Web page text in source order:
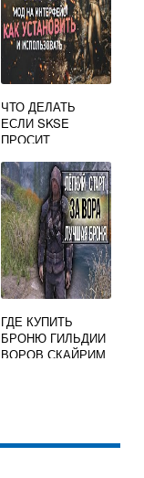
ЧТО ДЕЛАТЬ
ЕСЛИ SKSE
ПРОСИТ
СКАЙРИМ
ГДЕ КУПИТЬ
БРОНЮ ГИЛЬДИИ
ВОРОВ СКАЙРИМ